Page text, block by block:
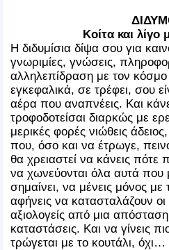
Κοίτα και
Η διδυμίσια δίψα σου για
γνωριμίες, γνώσεις,
αλληλεπίδραση με τον
εγκεφαλικά, σε τρέφει, σου
αέρα που αναπνέεις. Και
τροφοδοτείσαι διαρκώς με
μερικές φορές νιώθεις
που, όσο και να έτρωγε,
θα χρειαστεί να κάνεις
να χωνεύονται όλα αυτά
σημαίνει, να μένεις μόνος
αφήνεις να κατασταλάζουν
αξιολογείς από μια
καταστάσεις. Και να γίνεις
τρώγεται με το κουτάλι, όχι…